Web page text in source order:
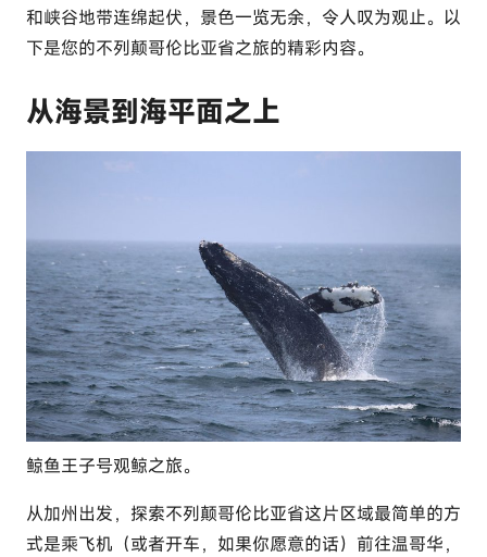
和峡谷地带连绵起伏，景色一览无余，令人叹为观止。以
下是您的不列颠哥伦比亚省之旅的精彩内容。
从海景到海平面之上
鲸鱼王子号观鲸之旅。
从加州出发，探索不列颠哥伦比亚省这片区域最简单的方
式是乘飞机（或者开车，如果你愿意的话）前往温哥华，